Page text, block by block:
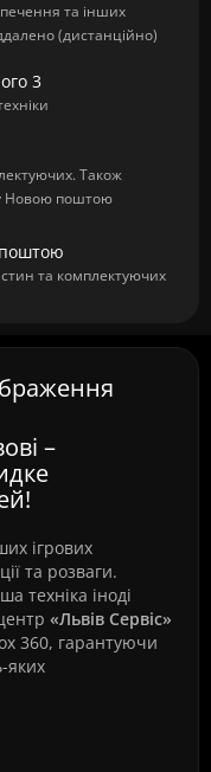
та інших
(дистанційно)
3
Також
Новою поштою
та комплектуючих
–
ігрових
та розваги.
техніка іноді
«Львів Сервіс»
360, гарантуючи
яких